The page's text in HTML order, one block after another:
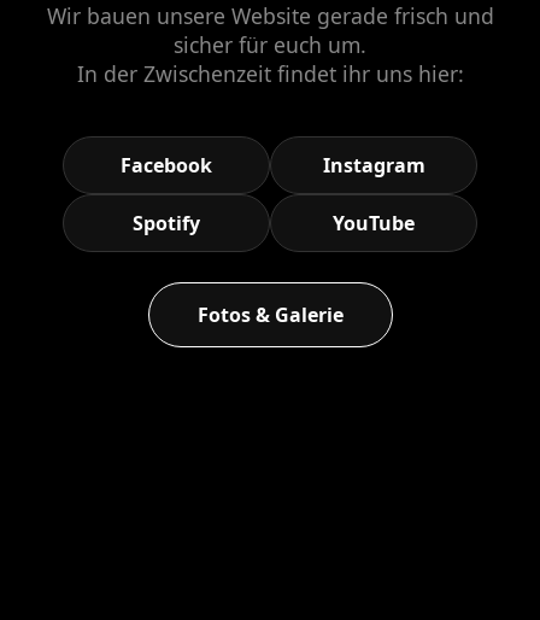
Wir bauen unsere Website gerade frisch und
sicher für euch um.
In der Zwischenzeit findet ihr uns hier:
Facebook Instagram
Spotify YouTube
Fotos & Galerie